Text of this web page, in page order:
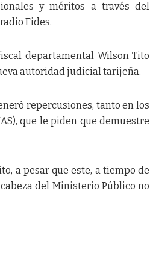
y méritos a través del
Fides.
departamental Wilson Tito
autoridad judicial tarijeña.
repercusiones, tanto en los
que le piden que demuestre
a pesar que este, a tiempo de
del Ministerio Público no